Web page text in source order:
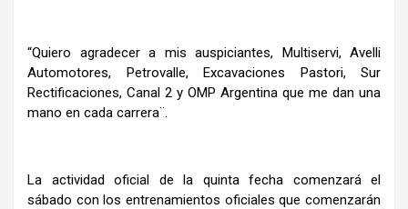
“Quiero agradecer a mis auspiciantes, Multiservi, Avelli
Automotores, Petrovalle, Excavaciones Pastori, Sur
Rectificaciones, Canal 2 y OMP Argentina que me dan una
mano en cada carrera¨.
La actividad oficial de la quinta fecha comenzará el
sábado con los entrenamientos oficiales que comenzarán